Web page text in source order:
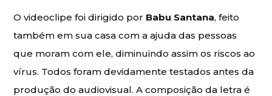
O videoclipe foi dirigido por Babu Santana, feito
também em sua casa com a ajuda das pessoas
que moram com ele, diminuindo assim os riscos ao
vírus. Todos foram devidamente testados antes da
produção do audiovisual. A composição da letra é